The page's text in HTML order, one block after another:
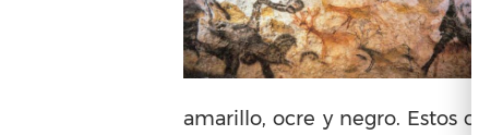
amarillo, ocre y negro. Estos